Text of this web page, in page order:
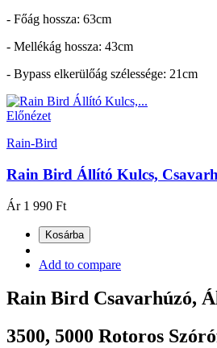
- Főág hossza: 63cm
- Mellékág hossza: 43cm
- Bypass elkerülőág szélessége: 21cm
Előnézet
Rain-Bird
Rain Bird Állító Kulcs,
Ár 1 990 Ft
Kosárba
Add to compare
Rain Bird Csavarhúzó,
3500, 5000 Rotoros